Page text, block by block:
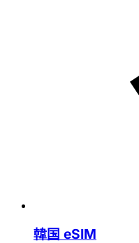
韓国 eSIM